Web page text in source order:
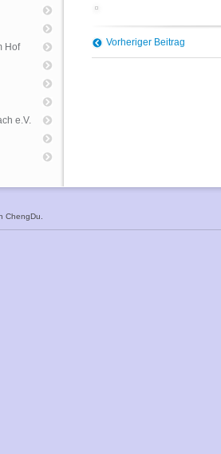
Vorheriger Beitrag
Hof
e.V.
ChengDu.